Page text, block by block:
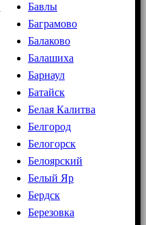
Бавлы
Баграмово
Балаково
Балашиха
Барнаул
Батайск
Белая Калитва
Белгород
Белогорск
Белоярский
Белый Яр
Бердск
Березовка